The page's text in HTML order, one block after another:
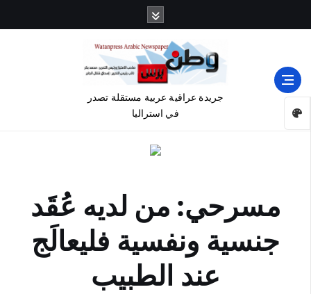
جريدة عراقية عربية مستقلة تصدر
في استراليا
مسرحي: من لديه عُقَد
جنسية ونفسية فليعالَج
عند الطبيب